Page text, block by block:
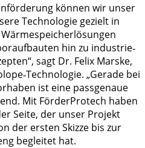
können wir unser
Technologie gezielt in
hin zu industrie‑
sagt Dr. Felix Marske,
„Gerade bei
ist eine passgenaue
Mit FörderProtech haben
Seite, der unser Projekt
der ersten Skizze bis zur
begleitet hat.